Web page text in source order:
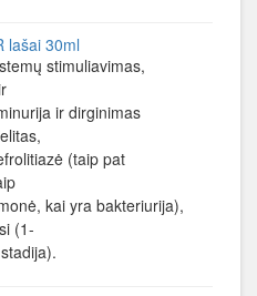
lašai 30ml
stimuliavimas,
ir dirginimas
(taip pat
kai yra bakteriurija),
(1-